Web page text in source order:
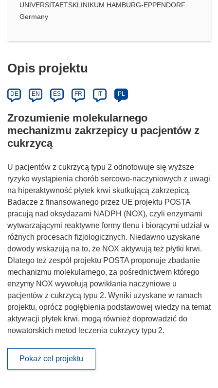
UNIVERSITAETSKLINIKUM HAMBURG-EPPENDORF
Germany
Opis projektu
DE EN ES FR IT PL
Zrozumienie molekularnego
mechanizmu zakrzepicy u pacjentów z
cukrzycą
U pacjentów z cukrzycą typu 2 odnotowuje się wyższe
ryzyko wystąpienia chorób sercowo-naczyniowych z uwagi
na hiperaktywność płytek krwi skutkującą zakrzepicą.
Badacze z finansowanego przez UE projektu POSTA
pracują nad oksydazami NADPH (NOX), czyli enzymami
wytwarzającymi reaktywne formy tlenu i biorącymi udział w
różnych procesach fizjologicznych. Niedawno uzyskane
dowody wskazują na to, że NOX aktywują też płytki krwi.
Dlatego też zespół projektu POSTA proponuje zbadanie
mechanizmu molekularnego, za pośrednictwem którego
enzymy NOX wywołują powikłania naczyniowe u
pacjentów z cukrzycą typu 2. Wyniki uzyskane w ramach
projektu, oprócz pogłębienia podstawowej wiedzy na temat
aktywacji płytek krwi, mogą również doprowadzić do
nowatorskich metod leczenia cukrzycy typu 2.
Pokaż cel projektu